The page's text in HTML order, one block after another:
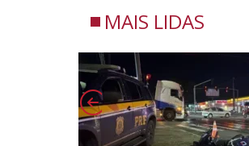
MAIS LIDAS